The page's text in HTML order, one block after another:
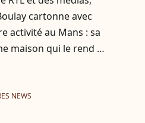
cartonne avec
activité au Mans : sa
maison qui le rend si
NEWS